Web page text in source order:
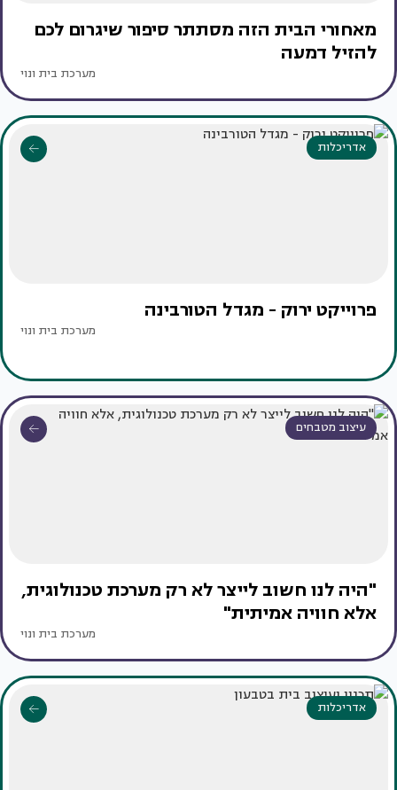
מאחורי הבית הזה מסתתר סיפור שיגרום לכם
להזיל דמעה
מערכת בית ונוי
אדריכלות
פרוייקט ירוק - מגדל הטורבינה
מערכת בית ונוי
עיצוב מטבחים
"היה לנו חשוב לייצר לא רק מערכת טכנולוגית,
אלא חוויה אמיתית"
מערכת בית ונוי
אדריכלות